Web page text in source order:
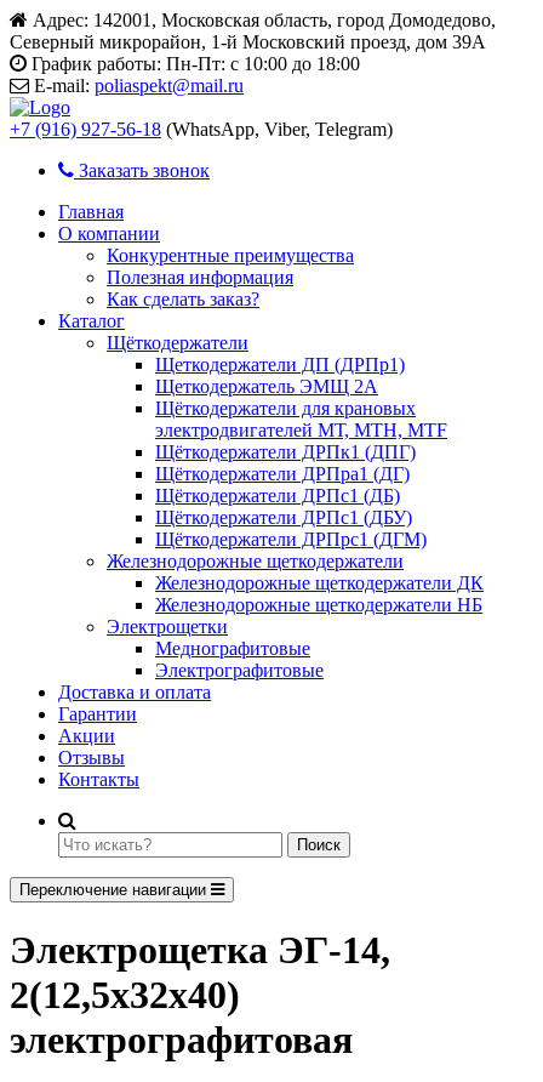
Адрес: 142001, Московская область, город Домодедово,
Северный микрорайон, 1-й Московский проезд, дом 39А
График работы: Пн-Пт: с 10:00 до 18:00
E-mail: poliaspekt@mail.ru
+7 (916) 927-56-18 (WhatsApp, Viber, Telegram)
Заказать звонок
Главная
О компании
Конкурентные преимущества
Полезная информация
Как сделать заказ?
Каталог
Щёткодержатели
Щеткодержатели ДП (ДРПр1)
Щеткодержатель ЭМЩ 2А
Щёткодержатели для крановых
электродвигателей МТ, МТН, МТF
Щёткодержатели ДРПк1 (ДПГ)
Щёткодержатели ДРПра1 (ДГ)
Щёткодержатели ДРПс1 (ДБ)
Щёткодержатели ДРПс1 (ДБУ)
Щёткодержатели ДРПрс1 (ДГМ)
Железнодорожные щеткодержатели
Железнодорожные щеткодержатели ДК
Железнодорожные щеткодержатели НБ
Электрощетки
Меднографитовые
Электрографитовые
Доставка и оплата
Гарантии
Акции
Отзывы
Контакты
Поиск
Переключение навигации
Электрощетка ЭГ-14,
2(12,5x32x40)
электрографитовая